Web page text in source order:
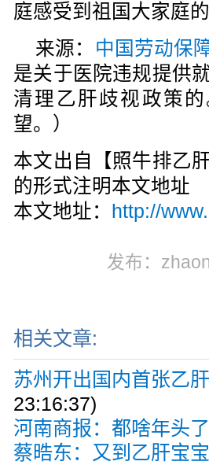
庭感受到祖国大家庭的
来源： 中国劳动保
是关于医院违规提供
清理乙肝歧视政策
望。）
本文出自【照牛排乙
的形式注明本文地址
本文地址：
http://
发布：
相关文章:
苏州开出国内首张乙
23:16:37)
河南商报：都啥年头
蔡晧东：又到乙肝宝